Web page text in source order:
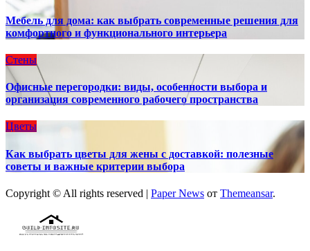
Мебель для дома: как выбрать современные решения для
комфортного и функционального интерьера
Стены
Офисные перегородки: виды, особенности выбора и
организация современного рабочего пространства
Цветы
Как выбрать цветы для жены с доставкой: полезные
советы и важные критерии выбора
Copyright © All rights reserved | Paper News от Themeansar.